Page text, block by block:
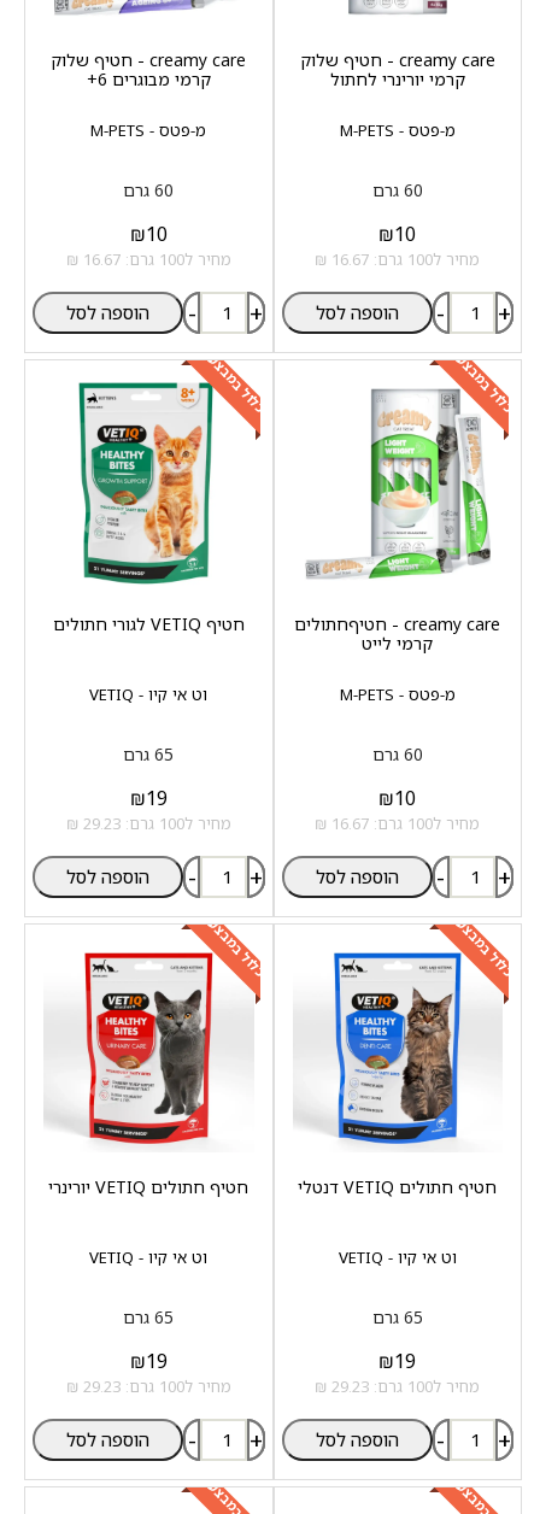
מ-פטס - M-PETS
creamy care - חטיף שלוק
קרמי יורינרי לחתול
60 גרם
₪10
מחיר ל100 גרם: 16.67 ₪
- + הוספה לסל
מ-פטס - M-PETS
creamy care - חטיף שלוק
קרמי מבוגרים 6+
60 גרם
₪10
מחיר ל100 גרם: 16.67 ₪
- + הוספה לסל
כלול במבצע
מ-פטס - M-PETS
creamy care - חטיףחתולים
קרמי לייט
60 גרם
₪10
מחיר ל100 גרם: 16.67 ₪
- + הוספה לסל
כלול במבצע
וט אי קיו - VETIQ
חטיף VETIQ לגורי חתולים
65 גרם
₪19
מחיר ל100 גרם: 29.23 ₪
- + הוספה לסל
כלול במבצע
וט אי קיו - VETIQ
חטיף חתולים VETIQ דנטלי
65 גרם
₪19
מחיר ל100 גרם: 29.23 ₪
- + הוספה לסל
כלול במבצע
וט אי קיו - VETIQ
חטיף חתולים VETIQ יורינרי
65 גרם
₪19
מחיר ל100 גרם: 29.23 ₪
- + הוספה לסל